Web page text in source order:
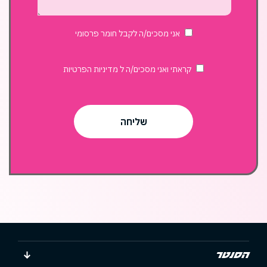
אני מסכים/ה לקבל חומר פרסומי
קראתי ואני מסכים/ה ל מדיניות הפרטיות
הסנטר